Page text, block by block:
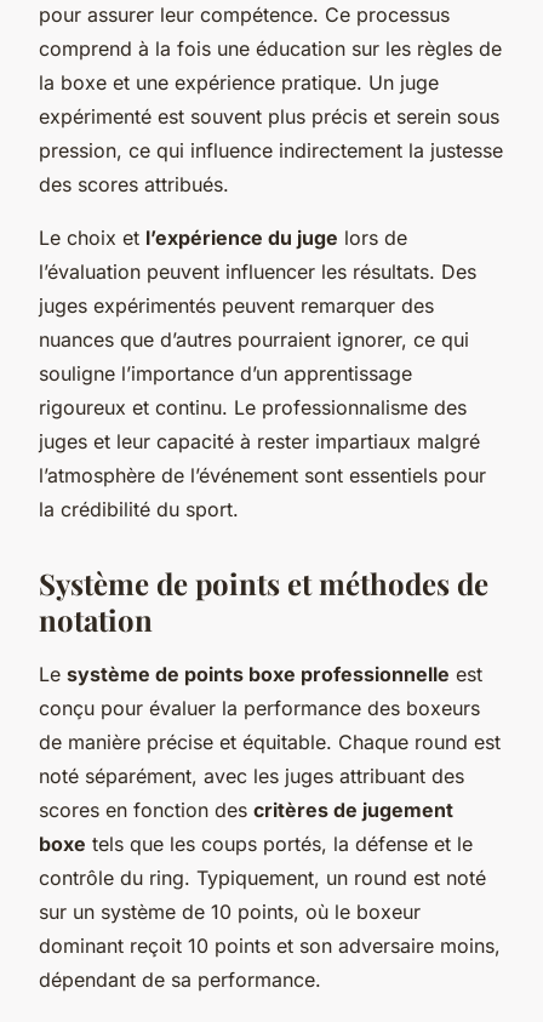
pour assurer leur compétence. Ce processus
comprend à la fois une éducation sur les règles de
la boxe et une expérience pratique. Un juge
expérimenté est souvent plus précis et serein sous
pression, ce qui influence indirectement la justesse
des scores attribués.
Le choix et l’expérience du juge lors de
l’évaluation peuvent influencer les résultats. Des
juges expérimentés peuvent remarquer des
nuances que d’autres pourraient ignorer, ce qui
souligne l’importance d’un apprentissage
rigoureux et continu. Le professionnalisme des
juges et leur capacité à rester impartiaux malgré
l’atmosphère de l’événement sont essentiels pour
la crédibilité du sport.
Système de points et méthodes de
notation
Le système de points boxe professionnelle est
conçu pour évaluer la performance des boxeurs
de manière précise et équitable. Chaque round est
noté séparément, avec les juges attribuant des
scores en fonction des critères de jugement
boxe tels que les coups portés, la défense et le
contrôle du ring. Typiquement, un round est noté
sur un système de 10 points, où le boxeur
dominant reçoit 10 points et son adversaire moins,
dépendant de sa performance.